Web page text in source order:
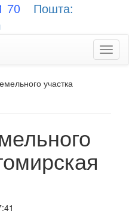
70
Пошта:
участка